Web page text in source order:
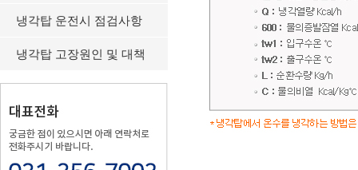
냉각탑 운전시 점검사항
냉각탑 고장원인 및 대책